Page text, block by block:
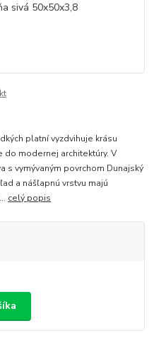
platní vyzdvihuje krásu
do modernej architektúry. V
s vymývaným povrchom Dunajský
a nášľapnú vrstvu majú
celý popis